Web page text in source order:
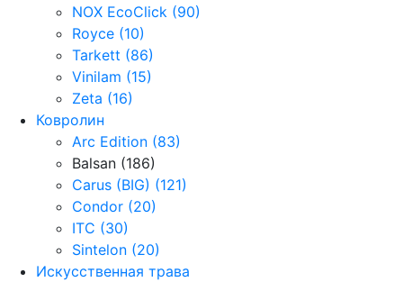
NOX EcoClick (90)
Royce (10)
Tarkett (86)
Vinilam (15)
Zeta (16)
Ковролин
Arc Edition (83)
Balsan (186)
Carus (BIG) (121)
Condor (20)
ITC (30)
Sintelon (20)
Искусственная трава